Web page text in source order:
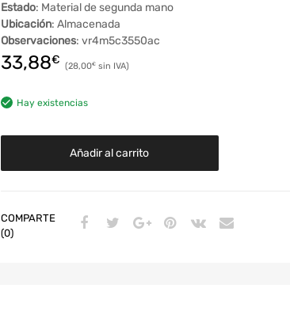
Estado: Material de segunda mano
Ubicación: Almacenada
Observaciones: vr4m5c3550ac
33,88€ 28,00€
Hay existencias
Añadir al carrito
COMPARTE
(0)